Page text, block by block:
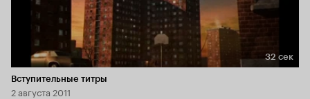
Длительность 32 сек
32 сек
Вступительные титры
2 августа 2011